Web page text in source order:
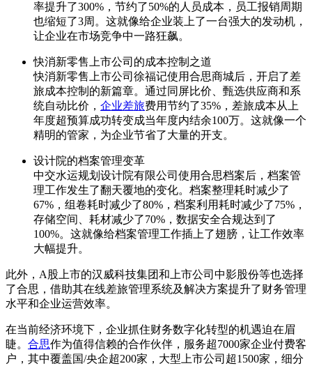
率提升了300%，节约了50%的人员成本，员工报销周期
也缩短了3周。这就像给企业装上了一台强大的发动机，
让企业在市场竞争中一路狂飙。
快消新零售上市公司的成本控制之道
快消新零售上市公司徐福记使用合思商城后，开启了差
旅成本控制的新篇章。通过同屏比价、甄选供应商和系
统自动比价， 企业差旅费用节约了35%，差旅成本从上
年度超预算成功转变成当年度内结余100万。这就像一个
精明的管家，为企业节省了大量的开支。
设计院的档案管理变革
中交水运规划设计院有限公司使用合思档案后，档案管
理工作发生了翻天覆地的变化。档案整理耗时减少了
67%，组卷耗时减少了80%，档案利用耗时减少了75%，
存储空间、耗材减少了70%，数据安全合规达到了
100%。这就像给档案管理工作插上了翅膀，让工作效率
大幅提升。
此外，A股上市的汉威科技集团和上市公司中影股份等也选择
了合思，借助其在线差旅管理系统及解决方案提升了财务管理
水平和企业运营效率。
在当前经济环境下，企业抓住财务数字化转型的机遇迫在眉
睫。 合思作为值得信赖的合作伙伴，服务超7000家企业付费客
户，其中覆盖国/央企超200家，大型上市公司超1500家，细分